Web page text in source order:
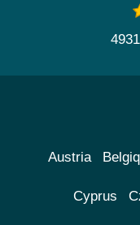
Austria
Cyprus